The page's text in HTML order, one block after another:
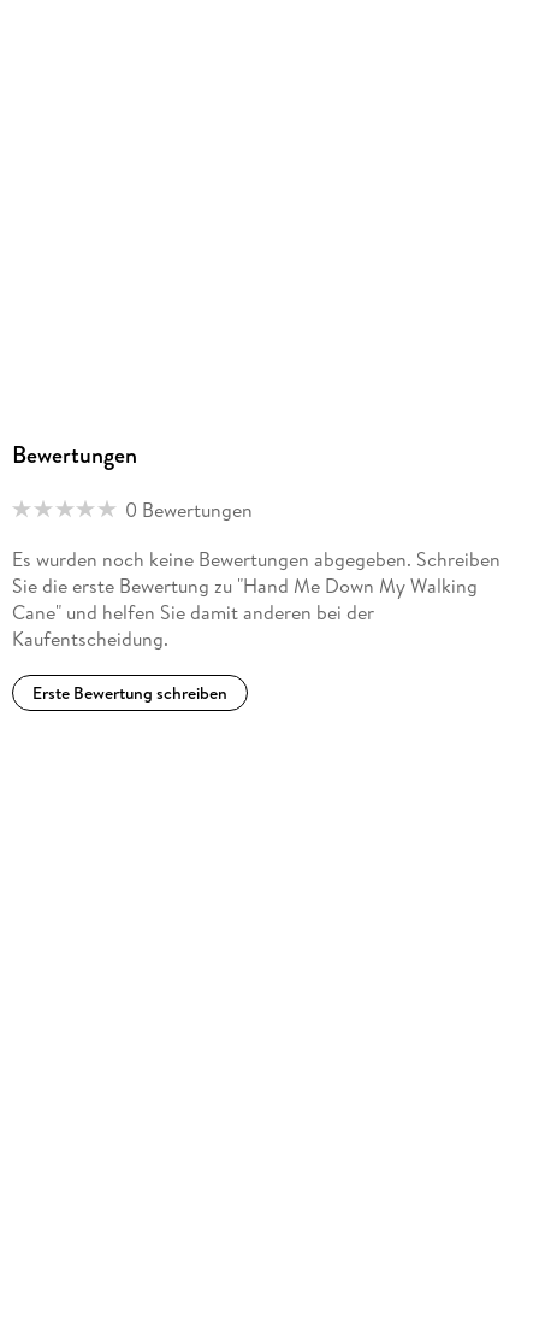
Bewertungen
0 Bewertungen
Es wurden noch keine Bewertungen abgegeben. Schreiben
Sie die erste Bewertung zu "Hand Me Down My Walking
Cane" und helfen Sie damit anderen bei der
Kaufentscheidung.
Erste Bewertung schreiben